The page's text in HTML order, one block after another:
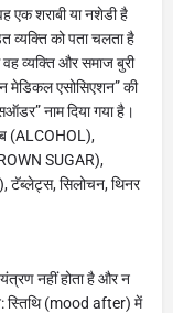
एक शराबी या नशेडी है
व्यक्ति को पता चलता है
व्यक्ति और समाज बुरी
मेडिकल एसोसिएशन” की
नाम दिया गया है।
(ALCOHOL),
SUGAR),
सिलोचन, थिनर
नहीं होता है और न
स्तिथि (mood after) में